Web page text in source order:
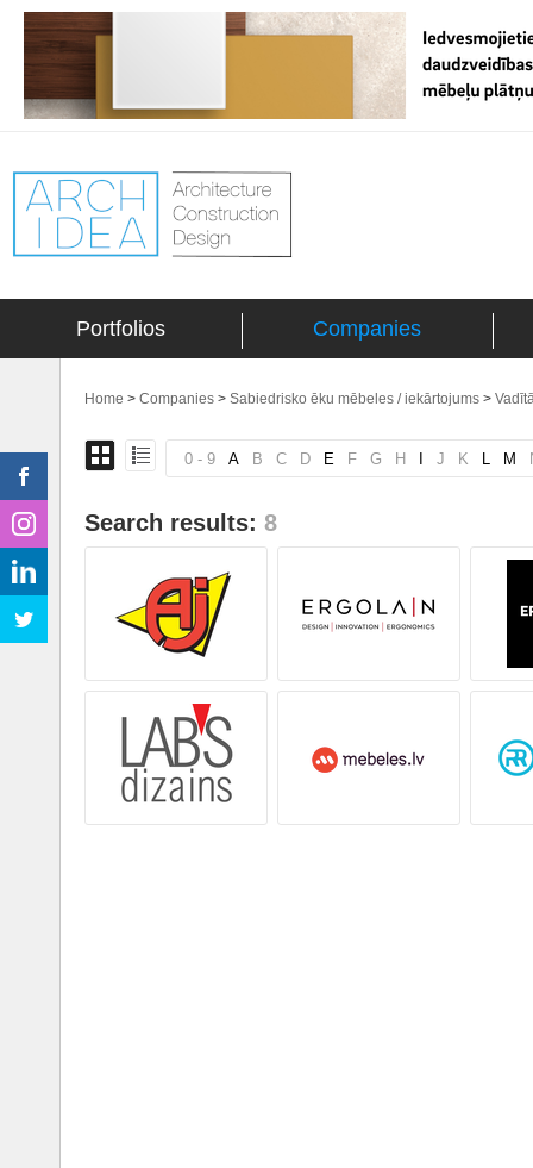
Portfolios Companies
Home > Companies > Sabiedrisko ēku mēbeles / iekārtojums >
0 - 9 A B C D E F G H J K L M
Search results: 8